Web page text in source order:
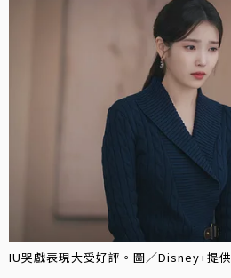
IU哭戲表現大受好評。圖／Disney+提供